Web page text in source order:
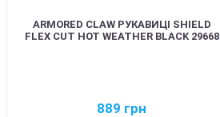
ARMORED CLAW РУКАВИЦІ SHIELD
FLEX CUT HOT WEATHER BLACK 29668
889 грн